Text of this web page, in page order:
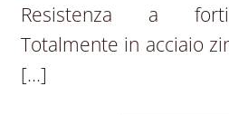
Resistenza a forti
Totalmente in acciaio
[…]